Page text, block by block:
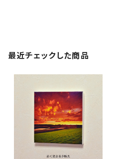
最近チェックした商品